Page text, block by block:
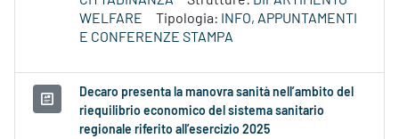
WELFARE
Tipologia:
INFO, APPUNTAMENTI
E CONFERENZE STAMPA
Decaro presenta la manovra sanità nell’ambito del
riequilibrio economico del sistema sanitario
regionale riferito all’esercizio 2025